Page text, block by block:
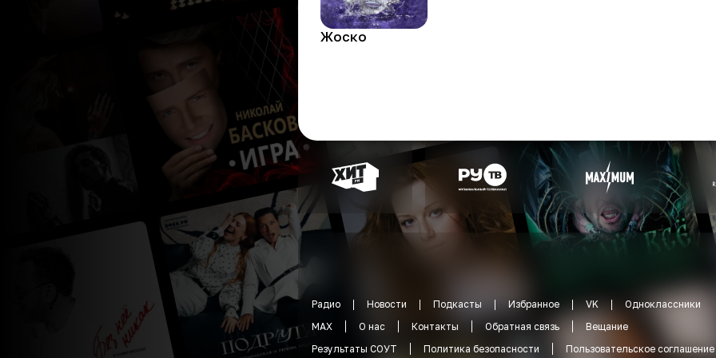
Жоско
Радио Новости Подкасты Избранное VK
Одноклассники
MAX
О нас Контакты Обратная связь
Вещание
Результаты СОУТ
Политика безопасности Пользовательское соглашение